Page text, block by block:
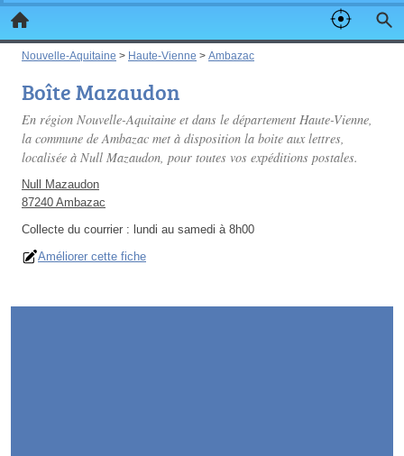
Nouvelle-Aquitaine > Haute-Vienne > Ambazac
Boîte Mazaudon
En région Nouvelle-Aquitaine et dans le département Haute-Vienne,
la commune de Ambazac met à disposition la boite aux lettres,
localisée à Null Mazaudon, pour toutes vos expéditions postales.
Null Mazaudon
87240 Ambazac
Collecte du courrier : lundi au samedi à 8h00
Améliorer cette fiche